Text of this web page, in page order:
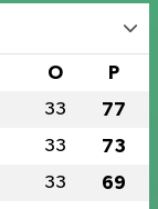
O P
33 77
33 73
33 69